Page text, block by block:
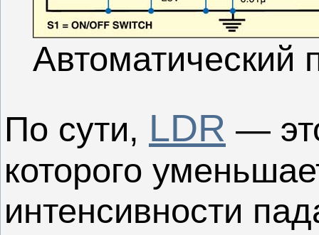
Автоматический
По сути, LDR —
которого
интенсивности